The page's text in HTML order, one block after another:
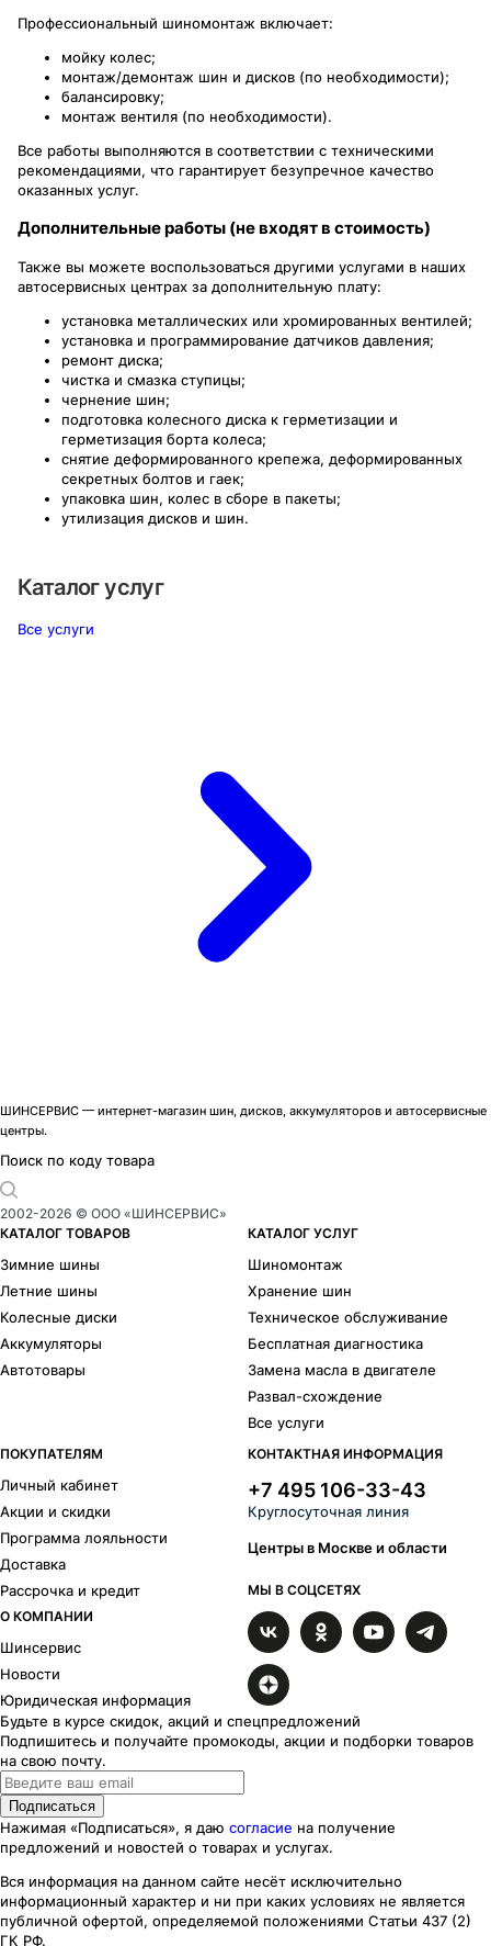
Профессиональный шиномонтаж включает:
мойку колес;
монтаж/демонтаж шин и дисков (по необходимости);
балансировку;
монтаж вентиля (по необходимости).
Все работы выполняются в соответствии с техническими
рекомендациями, что гарантирует безупречное качество
оказанных услуг.
Дополнительные работы (не входят в стоимость)
Также вы можете воспользоваться другими услугами в наших
автосервисных центрах за дополнительную плату:
установка металлических или хромированных вентилей;
установка и программирование датчиков давления;
ремонт диска;
чистка и смазка ступицы;
чернение шин;
подготовка колесного диска к герметизации и
герметизация борта колеса;
снятие деформированного крепежа, деформированных
секретных болтов и гаек;
упаковка шин, колес в сборе в пакеты;
утилизация дисков и шин.
Каталог услуг
Все услуги
ШИНСЕРВИС — интернет-магазин шин, дисков, аккумуляторов и автосервисные
центры.
Поиск по коду товара
2002-2026 © ООО «ШИНСЕРВИС»
КАТАЛОГ ТОВАРОВ
Зимние шины
Летние шины
Колесные диски
Аккумуляторы
Автотовары
КАТАЛОГ УСЛУГ
Шиномонтаж
Хранение шин
Техническое обслуживание
Бесплатная диагностика
Замена масла в двигателе
Развал-схождение
Все услуги
ПОКУПАТЕЛЯМ
Личный кабинет
Акции и скидки
Программа лояльности
Доставка
Рассрочка и кредит
О КОМПАНИИ
Шинсервис
Новости
Юридическая информация
КОНТАКТНАЯ ИНФОРМАЦИЯ
+7 495 106-33-43
Круглосуточная линия
Центры в Москве и области
МЫ В СОЦСЕТЯХ
Будьте в курсе скидок, акций и спецпредложений
Подпишитесь и получайте промокоды, акции и подборки товаров
на свою почту.
Подписаться
Нажимая «Подписаться», я даю согласие на получение
предложений и новостей о товарах и услугах.
Вся информация на данном сайте несёт исключительно
информационный характер и ни при каких условиях не является
публичной офертой, определяемой положениями Статьи 437 (2)
ГК РФ.